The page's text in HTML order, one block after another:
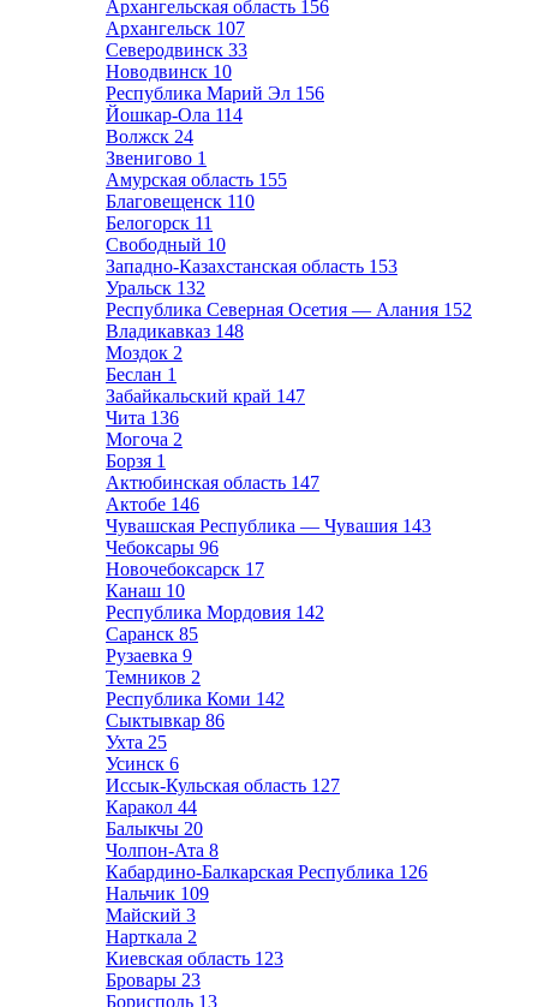
Архангельская область 156
Архангельск 107
Северодвинск 33
Новодвинск 10
Республика Марий Эл 156
Йошкар-Ола 114
Волжск 24
Звенигово 1
Амурская область 155
Благовещенск 110
Белогорск 11
Свободный 10
Западно-Казахстанская область 153
Уральск 132
Республика Северная Осетия — Алания 152
Владикавказ 148
Моздок 2
Беслан 1
Забайкальский край 147
Чита 136
Могоча 2
Борзя 1
Актюбинская область 147
Актобе 146
Чувашская Республика — Чувашия 143
Чебоксары 96
Новочебоксарск 17
Канаш 10
Республика Мордовия 142
Саранск 85
Рузаевка 9
Темников 2
Республика Коми 142
Сыктывкар 86
Ухта 25
Усинск 6
Иссык-Кульская область 127
Каракол 44
Балыкчы 20
Чолпон-Ата 8
Кабардино-Балкарская Республика 126
Нальчик 109
Майский 3
Нарткала 2
Киевская область 123
Бровары 23
Борисполь 13